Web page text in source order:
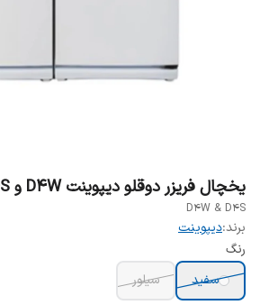
یخچال فریزر دوقلو دیپوینت D4W و D4S
D4W & D4S
برند:دیپوینت
رنگ
سفید
سیلور